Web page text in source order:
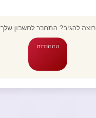
רוצה להגיב? התחבר לחשבון שלך
התחברות